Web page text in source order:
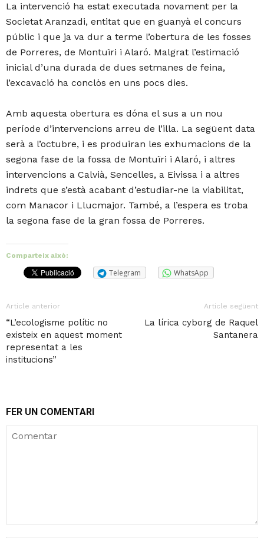
La intervenció ha estat executada novament per la
Societat Aranzadi, entitat que en guanyà el concurs
públic i que ja va dur a terme l’obertura de les fosses
de Porreres, de Montuïri i Alaró. Malgrat l’estimació
inicial d’una durada de dues setmanes de feina,
l’excavació ha conclòs en uns pocs dies.
Amb aquesta obertura es dóna el sus a un nou
període d’intervencions arreu de l’illa. La següent data
serà a l’octubre, i es produiran les exhumacions de la
segona fase de la fossa de Montuïri i Alaró, i altres
intervencions a Calvià, Sencelles, a Eivissa i a altres
indrets que s’està acabant d’estudiar-ne la viabilitat,
com Manacor i Llucmajor. També, a l’espera es troba
la segona fase de la gran fossa de Porreres.
Comparteix això:
Telegram WhatsApp
Article anterior
“L’ecologisme polític no
existeix en aquest moment
representat a les
institucions”
Article següent
La lírica cyborg de Raquel
Santanera
FER UN COMENTARI